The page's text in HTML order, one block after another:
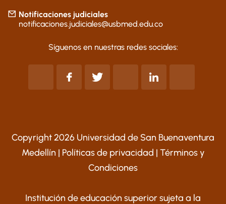
Notificaciones judiciales
notificaciones.judiciales@usbmed.edu.co
Síguenos en nuestras redes sociales:
Copyright 2026 Universidad de San Buenaventura
Medellín | Políticas de privacidad | Términos y
Condiciones
Institución de educación superior sujeta a la